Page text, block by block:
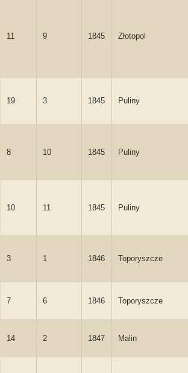
11 9 1845 Złotopol
19 3 1845 Puliny
8 10 1845 Puliny
10 11 1845 Puliny
3 1 1846 Toporyszcze
7 6 1846 Toporyszcze
14 2 1847 Malin